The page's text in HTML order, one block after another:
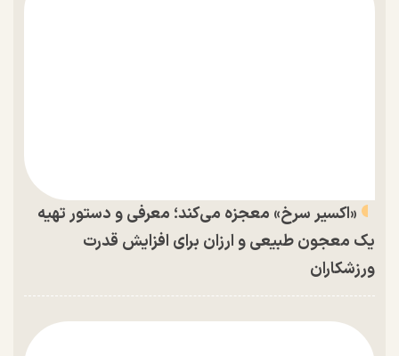
«اکسیر سرخ» معجزه می‌کند؛ معرفی و دستور تهیه
یک معجون طبیعی و ارزان برای افزایش قدرت
ورزشکاران